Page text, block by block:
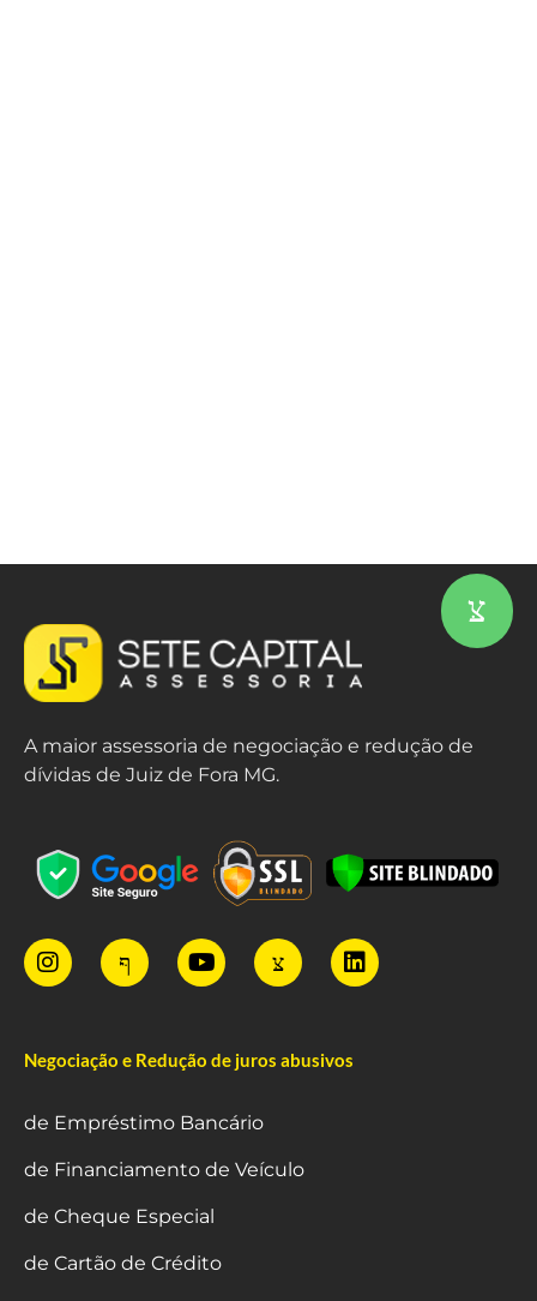
A maior assessoria de negociação e redução de
dívidas de Juiz de Fora MG.
Negociação e Redução de juros abusivos
de Empréstimo Bancário
de Financiamento de Veículo
de Cheque Especial
de Cartão de Crédito